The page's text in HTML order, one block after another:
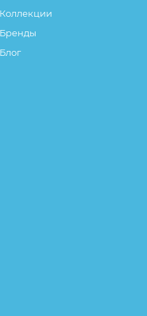
Коллекции
Бренды
Блог